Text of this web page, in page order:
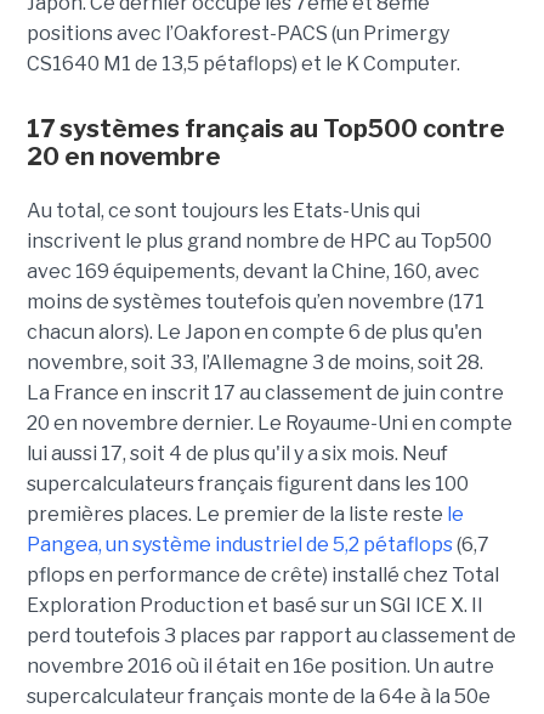
positions avec l’Oakforest-PACS (un Primergy
CS1640 M1 de 13,5 pétaflops) et le K Computer.
17 systèmes français au Top500 contre
20 en novembre
Au total, ce sont toujours les Etats-Unis qui
inscrivent le plus grand nombre de HPC au Top500
avec 169 équipements, devant la Chine, 160, avec
moins de systèmes toutefois qu’en novembre (171
chacun alors). Le Japon en compte 6 de plus qu'en
novembre, soit 33, l’Allemagne 3 de moins, soit 28.
La France en inscrit 17 au classement de juin contre
20 en novembre dernier. Le Royaume-Uni en compte
lui aussi 17, soit 4 de plus qu'il y a six mois. Neuf
supercalculateurs français figurent dans les 100
premières places. Le premier de la liste reste le
Pangea, un système industriel de 5,2 pétaflops(6,7
pflops en performance de crête) installé chez Total
Exploration Production et basé sur un SGI ICE X. Il
perd toutefois 3 places par rapport au classement de
novembre 2016 où il était en 16e position. Un autre
supercalculateur français monte de la 64e à la 50e